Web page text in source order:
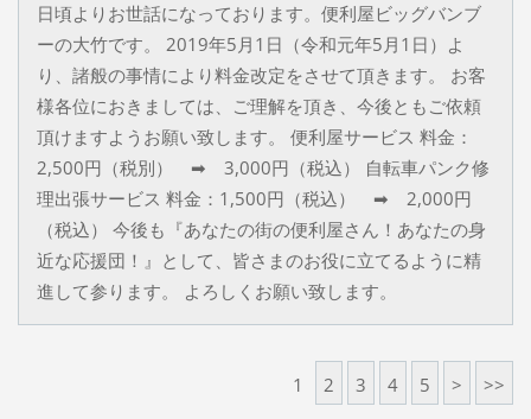
日頃よりお世話になっております。便利屋ビッグバンブ
ーの大竹です。 2019年5月1日（令和元年5月1日）よ
り、諸般の事情により料金改定をさせて頂きます。 お客
様各位におきましては、ご理解を頂き、今後ともご依頼
頂けますようお願い致します。 便利屋サービス 料金：
2,500円（税別） ➡ 3,000円（税込） 自転車パンク修
理出張サービス 料金：1,500円（税込） ➡ 2,000円
（税込） 今後も『あなたの街の便利屋さん！あなたの身
近な応援団！』として、皆さまのお役に立てるように精
進して参ります。 よろしくお願い致します。
1 2 3 4 5 > >>